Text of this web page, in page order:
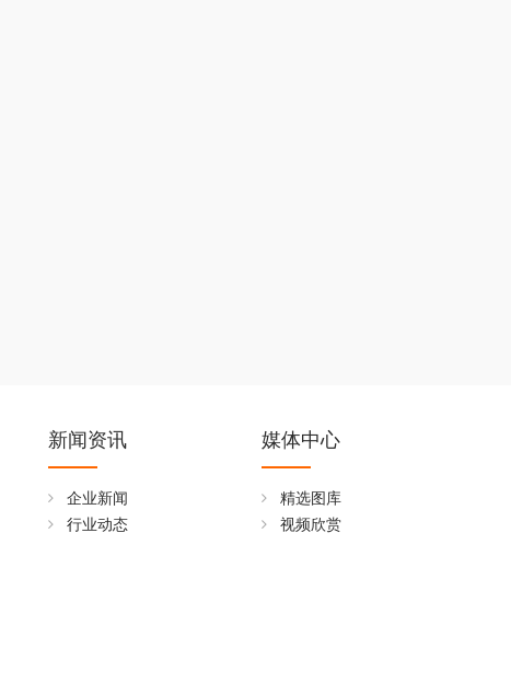
新闻资讯
企业新闻
行业动态
媒体中心
精选图库
视频欣赏